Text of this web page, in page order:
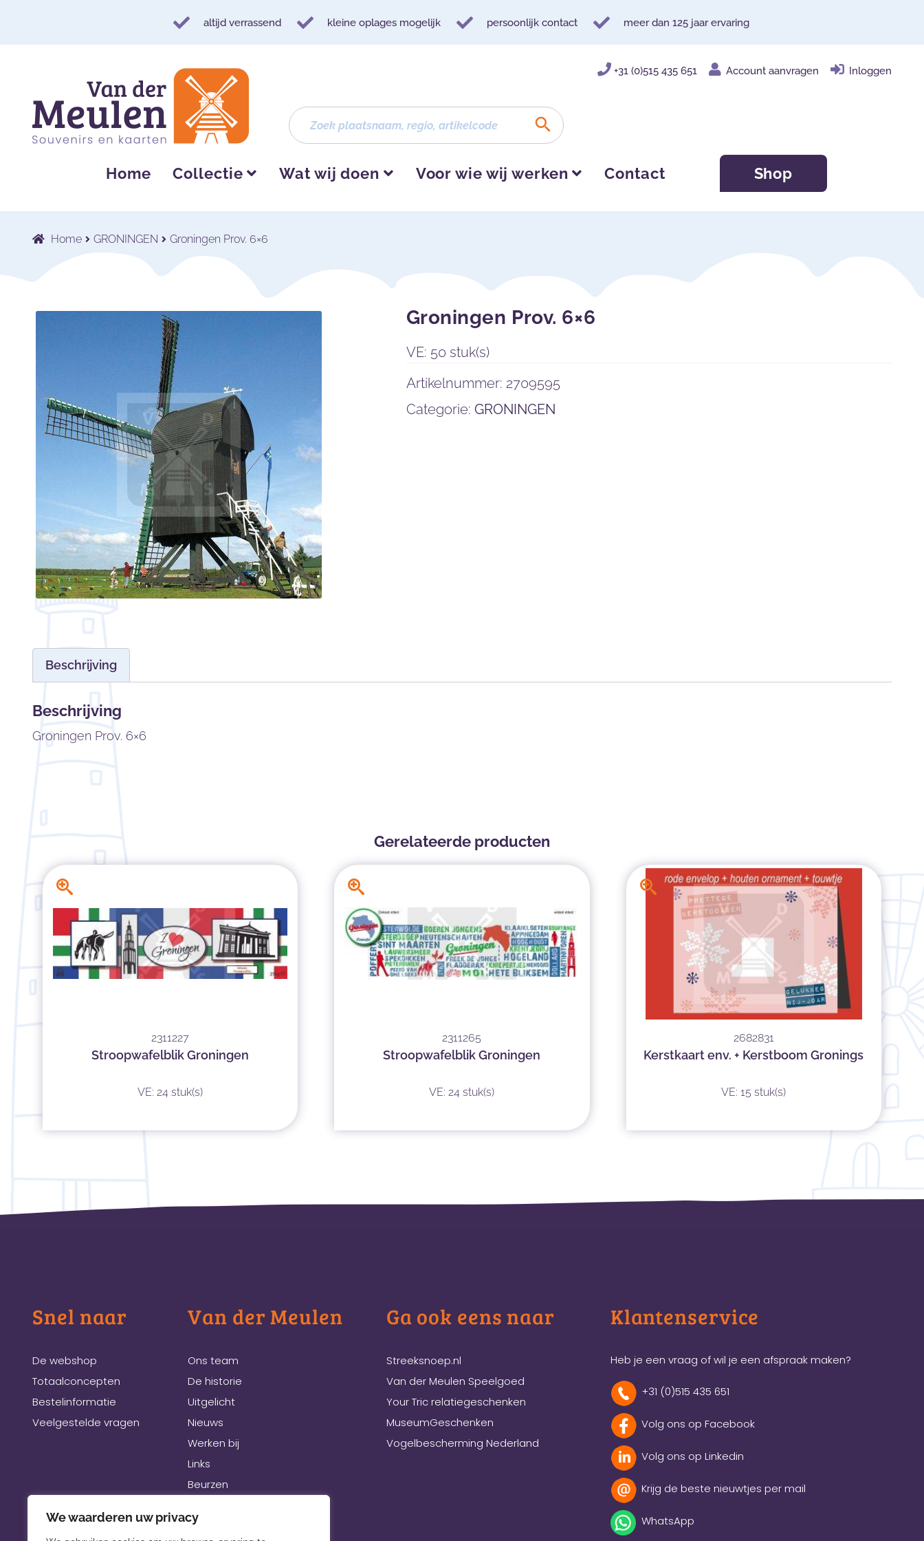
We waarderen uw privacy
altijd verrassend kleine oplages mogelijk persoonlijk contact meer dan 125 jaar ervaring
navigatie
inhoud
+31 (0)515 435 651 Account aanvragen Inloggen
Home Collectie Wat wij doen Voor wie wij werken Contact Shop
Home GRONINGEN Groningen Prov. 6×6
Groningen Prov. 6×6
VE: 50 stuk(s)
Artikelnummer: 2709595
Categorie: GRONINGEN
Beschrijving
Beschrijving
Groningen Prov. 6×6
Gerelateerde producten
2311227
Stroopwafelblik Groningen
VE: 24 stuk(s)
2311265
Stroopwafelblik Groningen
VE: 24 stuk(s)
2682831
Kerstkaart env. + Kerstboom Gronings
VE: 15 stuk(s)
Snel naar
De webshop
Totaalconcepten
Bestelinformatie
Veelgestelde vragen
Van der Meulen
Ons team
De historie
Uitgelicht
Nieuws
Werken bij
Links
Beurzen
Ga ook eens naar
Streeksnoep.nl
Van der Meulen Speelgoed
Your Tric relatiegeschenken
MuseumGeschenken
Vogelbescherming Nederland
Klantenservice
Heb je een vraag of wil je een afspraak maken?
+31 (0)515 435 651
Volg ons op Facebook
Volg ons op Linkedin
Krijg de beste nieuwtjes per mail
WhatsApp